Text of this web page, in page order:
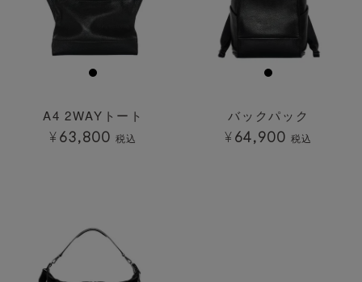
A4 2WAYトート
¥63,800 税込
バックパック
¥64,900 税込